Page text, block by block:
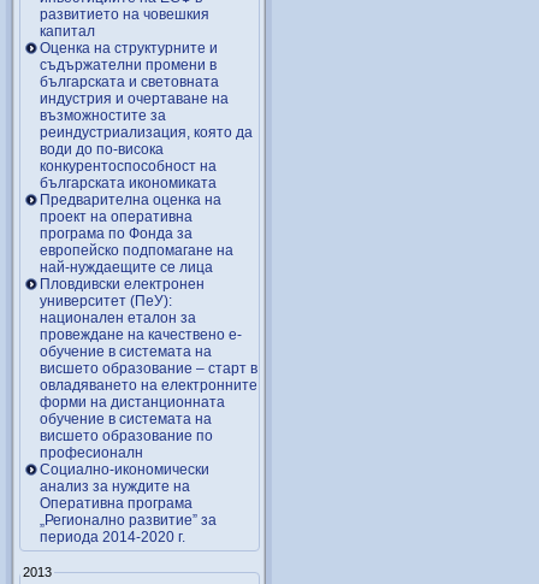
развитието на човешкия
капитал
Оценка на структурните и
съдържателни промени в
българската и световната
индустрия и очертаване на
възможностите за
реиндустриализация, която да
води до по-висока
конкурентоспособност на
българската икономиката
Предварителна оценка на
проект на оперативна
програма по Фонда за
европейско подпомагане на
най-нуждаещите се лица
Пловдивски електронен
университет (ПеУ):
национален еталон за
провеждане на качествено е-
обучение в системата на
висшето образование – старт в
овладяването на електронните
форми на дистанционната
обучение в системата на
висшето образование по
професионалн
Социално-икономически
анализ за нуждите на
Оперативна програма
„Регионално развитие” за
периода 2014-2020 г.
2013